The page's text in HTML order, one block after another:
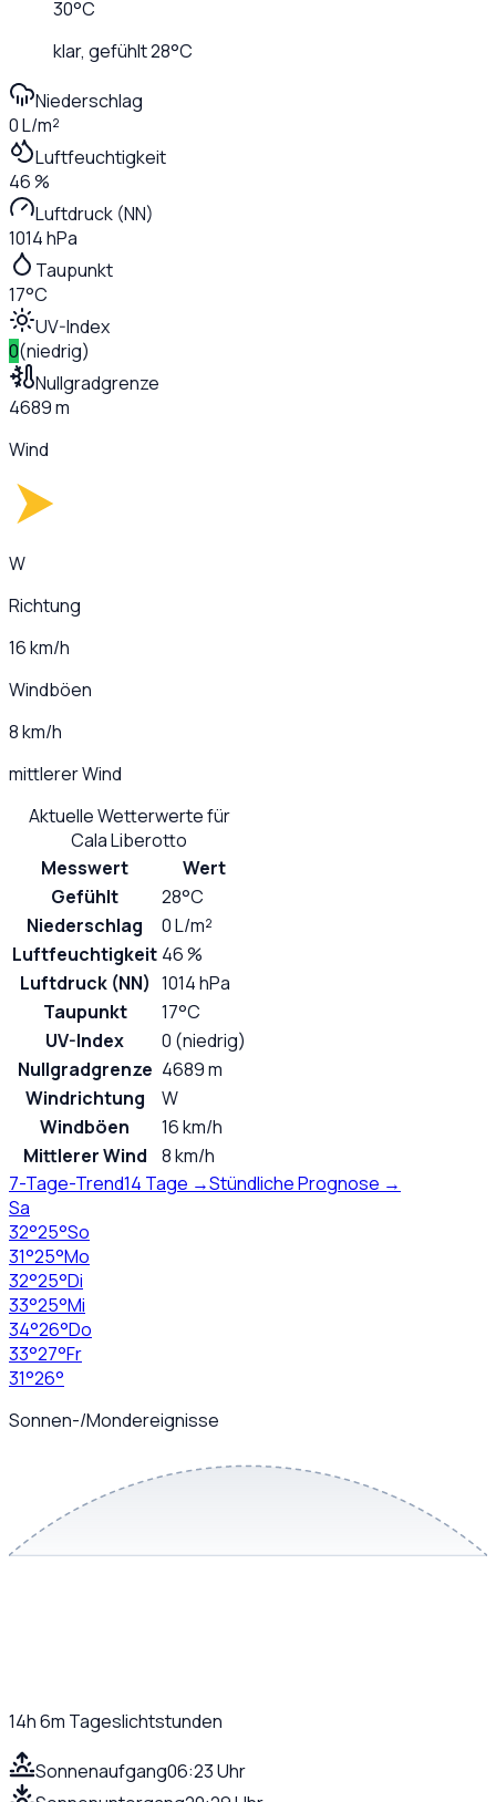
30°C
klar, gefühlt28°C
Niederschlag
0 L/m²
Luftfeuchtigkeit
46 %
Luftdruck (NN)
1014 hPa
Taupunkt
17°C
UV-Index
0(niedrig)
Nullgradgrenze
4689 m
Wind
W
Richtung
16 km/h
Windböen
8 km/h
mittlerer Wind
Aktuelle Wetterwerte für
Cala Liberotto
Messwert
Wert
Gefühlt
28°C
Niederschlag
0 L/m²
Luftfeuchtigkeit 46 %
Luftdruck (NN) 1014 hPa
Taupunkt
17°C
UV-Index
0 (niedrig)
Nullgradgrenze 4689 m
Windrichtung
W
Windböen
16 km/h
Mittlerer Wind
8 km/h
7-Tage-Trend14 Tage →Stündliche Prognose →
Sa
32°25°So
31°25°Mo
32°25°Di
33°25°Mi
34°26°Do
33°27°Fr
31°26°
Sonnen-/Mondereignisse
14h 6m Tageslichtstunden
Sonnenaufgang06:23 Uhr